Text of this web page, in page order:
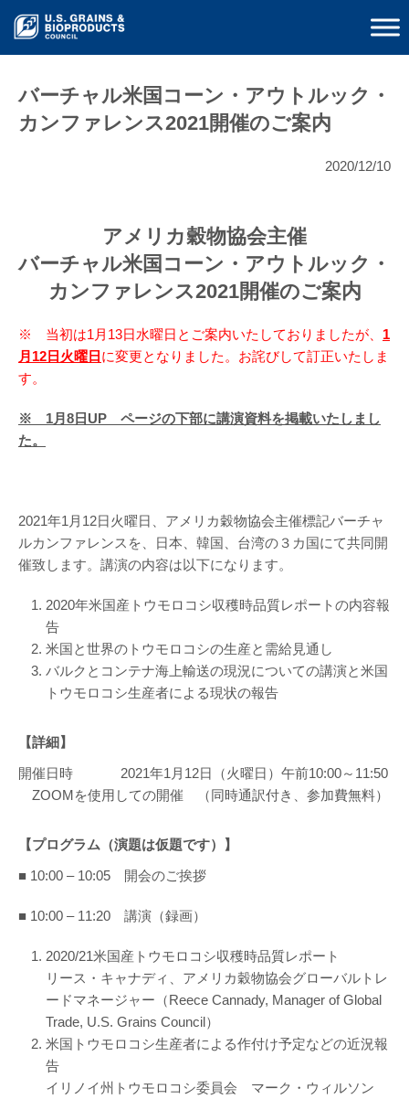
バーチャル米国コーン・アウトルック・
カンファレンス2021開催のご案内
2020/12/10
アメリカ穀物協会主催
バーチャル米国コーン・アウトルック・
カンファレンス2021開催のご案内
※ 当初は1月13日水曜日とご案内いたしておりましたが、 1
月12日火曜日 に変更となりました。お詫びして訂正いたしま
す。
※ 1月8日UP ページの下部に講演資料を掲載いたしまし
た。
2021年1月12日火曜日、アメリカ穀物協会主催標記バーチャ
ルカンファレンスを、日本、韓国、台湾の３カ国にて共同開
催致します。講演の内容は以下になります。
2020年米国産トウモロコシ収穫時品質レポートの内容報
告
米国と世界のトウモロコシの生産と需給見通し
バルクとコンテナ海上輸送の現況についての講演と米国
トウモロコシ生産者による現状の報告
【詳細】
開催日時 2021年1月12日（火曜日）午前10:00～11:50
ZOOMを使用しての開催 （同時通訳付き、参加費無料）
【プログラム（演題は仮題です）】
■ 10:00 – 10:05 開会のご挨拶
■ 10:00 – 11:20 講演（録画）
2020/21米国産トウモロコシ収穫時品質レポート
リース・キャナディ、アメリカ穀物協会グローバルトレ
ードマネージャー（Reece Cannady, Manager of Global
Trade, U.S. Grains Council）
米国トウモロコシ生産者による作付け予定などの近況報
告
イリノイ州トウモロコシ委員会 マーク・ウィルソン